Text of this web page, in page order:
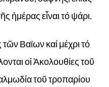
ἡμέρας εἶναι τό ψάρι.
Βαϊων καί μέχρι τό
οἱ Ἀκολουθίες τοῦ
τοῦ τροπαρίου